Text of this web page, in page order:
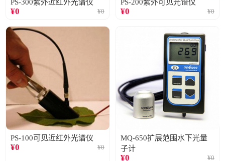
PS-300紫外近红外光谱仪
¥0 ¥0
PS-200紫外可见光谱仪
¥0 ¥0
PS-100可见近红外光谱仪
¥0 ¥0
MQ-650扩展范围水下光量
子计
¥0 ¥0